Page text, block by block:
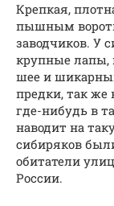
Крепкая,
пышным
заводчиков. У
крупные лапы,
шее и
предки, так же
где-нибудь в
наводит на
сибиряков
обитатели
России.